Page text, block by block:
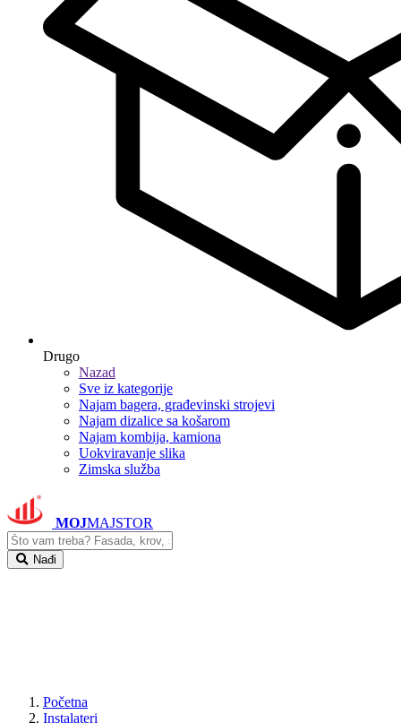
Drugo
Nazad
Sve iz kategorije
Najam bagera, građevinski strojevi
Najam dizalice sa košarom
Najam kombija, kamiona
Uokviravanje slika
Zimska služba
MOJMAJSTOR
Nađi
Početna
Instalateri